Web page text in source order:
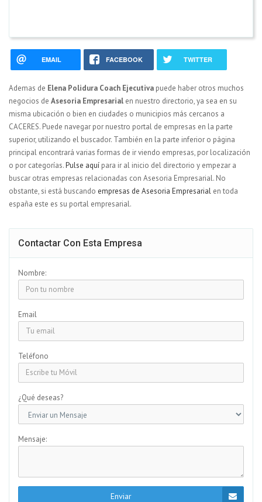
EMAIL FACEBOOK TWITTER
Ademas de Elena Polidura Coach Ejecutiva puede haber otros muchos
negocios de Asesoria Empresarial en nuestro directorio, ya sea en su
misma ubicación o bien en ciudades o municipios más cercanos a
CACERES. Puede navegar por nuestro portal de empresas en la parte
superior, utilizando el buscador. También en la parte inferior o página
principal encontrará varias formas de ir viendo empresas, por localización
o por categorías.Pulse aquí para ir al inicio del directorio y empezar a
buscar otras empresas relacionadas con Asesoria Empresarial. No
obstante, si está buscando empresas de Asesoria Empresarial en toda
españa este es su portal empresarial.
Contactar Con Esta Empresa
Nombre:
Email
Teléfono
¿Qué deseas?
Mensaje:
Enviar